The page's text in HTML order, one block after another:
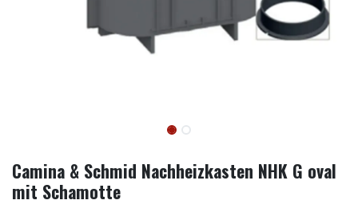
Camina & Schmid Nachheizkasten NHK G oval
mit Schamotte